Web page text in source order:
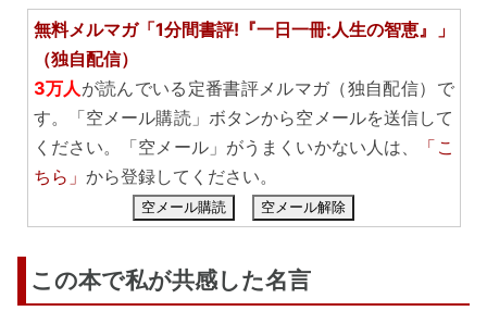
無料メルマガ「1分間書評!『一日一冊:人生の智恵』」
（独自配信）
3万人 が読んでいる定番書評メルマガ（独自配信）で
す。「空メール購読」ボタンから空メールを送信して
ください。「空メール」がうまくいかない人は、
「こ
ちら」 から登録してください。
空メール購読 空メール解除
この本で私が共感した名言